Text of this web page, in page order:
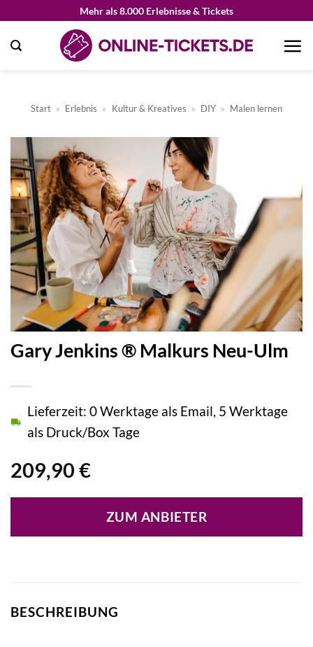
springen
Mehr als 8.000 Erlebnisse & Tickets
Start » Erlebnis » Kultur & Kreatives » DIY » Malen lernen
Gary Jenkins ® Malkurs Neu-Ulm
209,90 €
Lieferzeit: 0 Werktage als Email, 5 Werktage
als Druck/Box Tage
ZUM ANBIETER
BESCHREIBUNG